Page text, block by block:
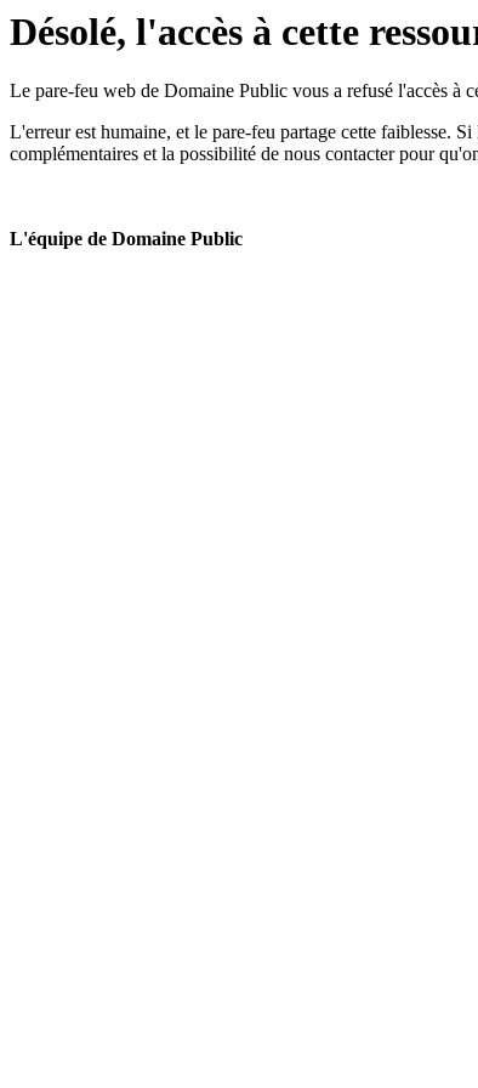
Désolé, l'accès à cette
Le pare-feu web de Domaine Public vous a refusé l'accès à
L'erreur est humaine, et le pare-feu partage cette faiblesse.
complémentaires et la possibilité de nous contacter pour
L'équipe de Domaine Public